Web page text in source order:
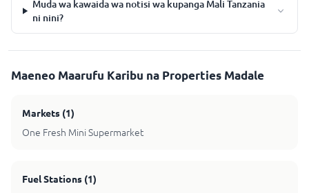
Muda wa kawaida wa notisi wa kupanga Mali Tanzania
ni nini?
Maeneo Maarufu Karibu na Properties Madale
Markets (1)
One Fresh Mini Supermarket
Fuel Stations (1)